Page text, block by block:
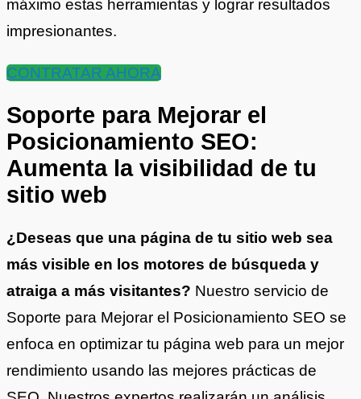
máximo estas herramientas y lograr resultados
impresionantes.
CONTRATAR AHORA
Soporte para Mejorar el
Posicionamiento SEO:
Aumenta la visibilidad de tu
sitio web
¿Deseas que una página de tu sitio web sea
más visible en los motores de búsqueda y
atraiga a más visitantes? Nuestro servicio de
Soporte para Mejorar el Posicionamiento SEO se
enfoca en optimizar tu página web para un mejor
rendimiento usando las mejores prácticas de